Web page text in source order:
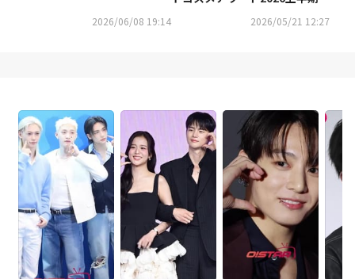
2026/06/08 19:14 作賞にて、「シルキーグロウハ
2026/05/21 12:27